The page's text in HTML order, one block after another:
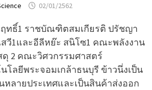
02/01/2562
ธิ์1 ราชบัณฑิตสมเกียรติ ปรัชญา
สวี1และอีลีหย๊ะ สนิโซ1 คณะพลังงาน
2 คณะวิศวกรรมศาสตร์
โลยีพระจอมเกล้าธนบุรี ข้าวนึ่งเป็น
ลายประเทศและเป็นสินค้าส่งออก